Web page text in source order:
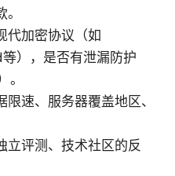
代加密协议（如
），是否有泄漏防护
。
速、服务器覆盖地区、
立评测、技术社区的反